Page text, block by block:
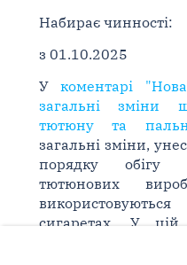
Набирає чинності:
з 01.10.2025
У коментарі
загальні зміни
тютюну та
загальні зміни,
порядку обігу
тютюнових
сигаретах. У цій